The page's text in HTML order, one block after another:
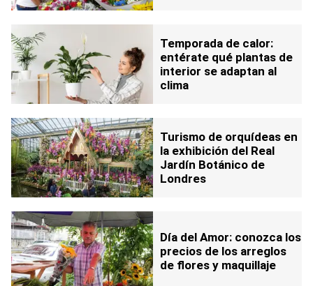
Temporada de calor:
entérate qué plantas de
interior se adaptan al
clima
Turismo de orquídeas en
la exhibición del Real
Jardín Botánico de
Londres
Día del Amor: conozca los
precios de los arreglos
de flores y maquillaje